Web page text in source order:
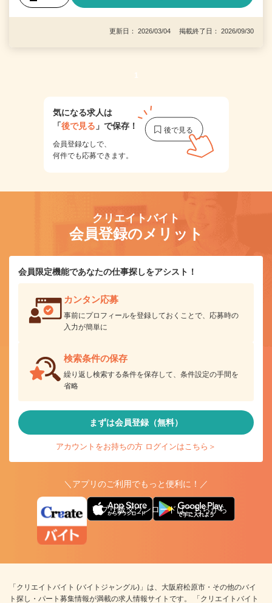
更新日： 2026/03/04 掲載終了日： 2026/09/30
1
気になる求人は
「後で見る 」で保存！
会員登録なしで、
何件でも応募できます。
クリエイトバイト
会員登録のメリット
会員限定機能であなたの仕事探しをアシスト！
カンタン応募
事前にプロフィールを登録しておくことで、応募時の
入力が簡単に
検索条件の保存
繰り返し検索する条件を保存して、条件設定の手間を
省略
まずは会員登録（無料）
アカウントをお持ちの方 ログインはこちら＞
＼アプリのご利用でもっと便利に！／
アプリ版ダウンロードはこちらから
「クリエイトバイト (バイトジャングル)」は、大阪府松原市・その他のバイ
ト探し・パート募集情報が満載の求人情報サイトです。 「クリエイトバイト